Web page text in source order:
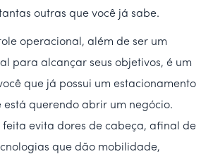
outras que você já sabe.
operacional, além de ser um
para alcançar seus objetivos, é um
que já possui um estacionamento
está querendo abrir um negócio.
feita evita dores de cabeça, afinal de
que dão mobilidade,